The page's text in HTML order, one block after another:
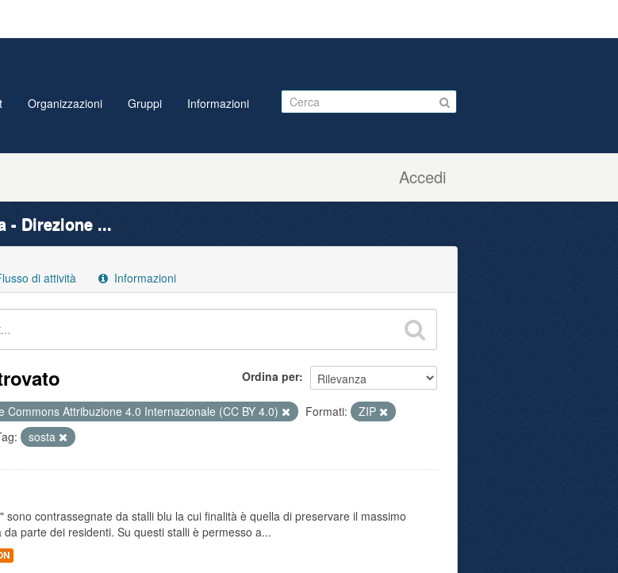
Accedi
Organizzazioni Gruppi Informazioni
- Direzione ...
di attività Informazioni
Ordina per
Commons Attribuzione 4.0 Internazionale (CC BY 4.0) Formati:
ZIP
sosta
sono contrassegnate da stalli blu la cui finalità è quella di preservare il massimo
da parte dei residenti. Su questi stalli è permesso a...